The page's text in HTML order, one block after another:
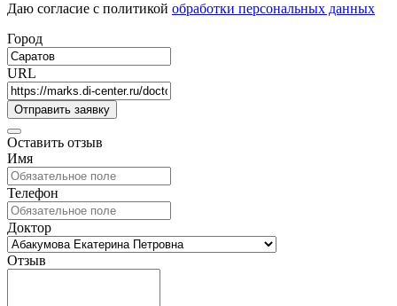
Даю согласие с политикой обработки персональных данных
Город
URL
Оставить отзыв
Имя
Телефон
Доктор
Отзыв